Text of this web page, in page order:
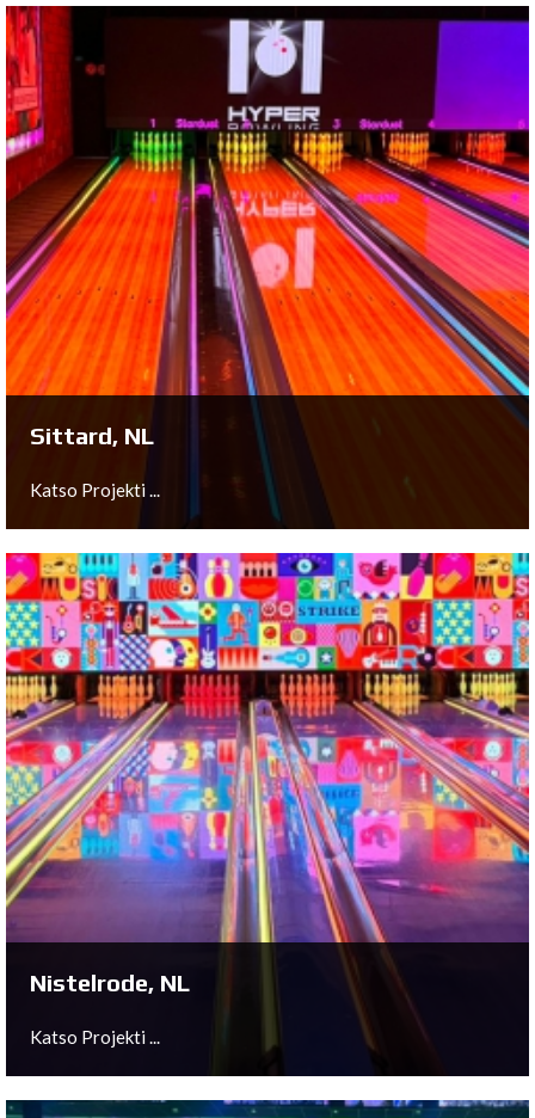
Sittard, NL
Katso Projekti ...
Sittard, NL
Katso Projekti ...
Nistelrode, NL
Katso Projekti ...